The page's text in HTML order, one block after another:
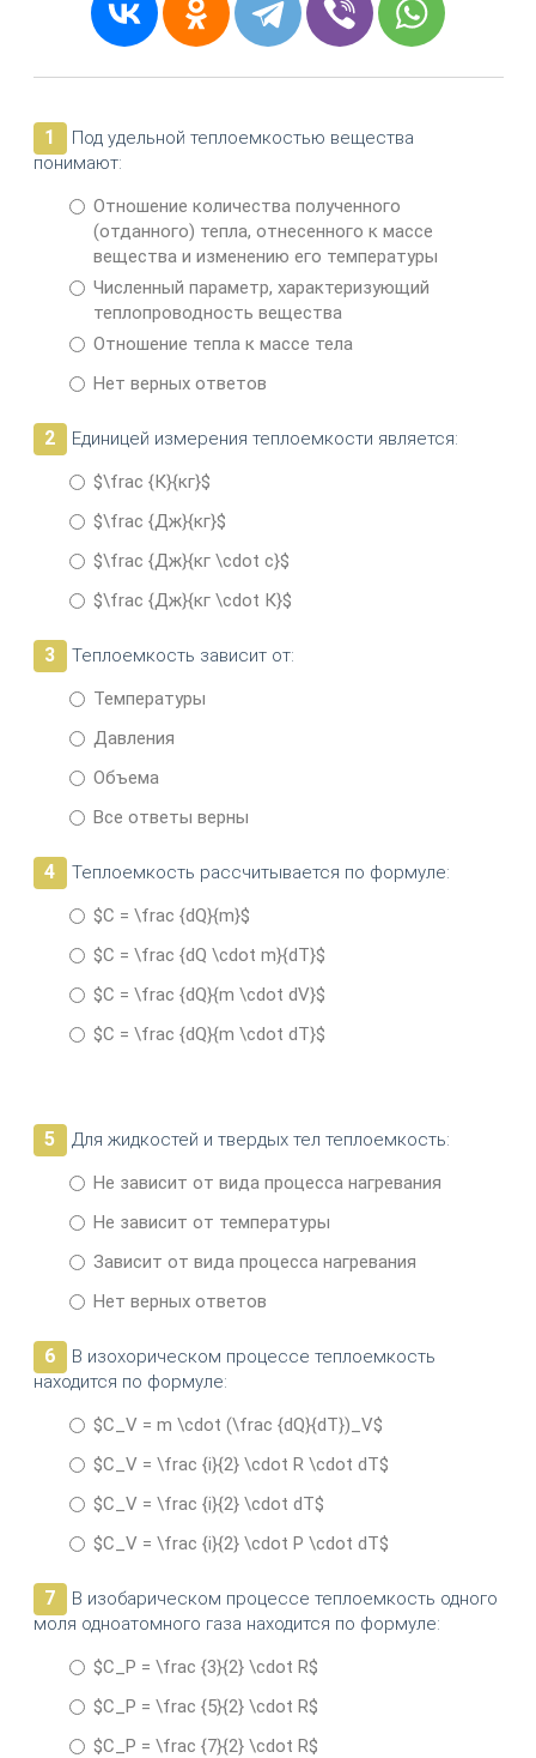
1
Под удельной теплоемкостью вещества
понимают:
Отношение количества полученного
(отданного) тепла, отнесенного к массе
вещества и изменению его температуры
Численный параметр, характеризующий
теплопроводность вещества
Отношение тепла к массе тела
Нет верных ответов
2
Единицей измерения теплоемкости является:
$\frac {К}{кг}$
$\frac {Дж}{кг}$
$\frac {Дж}{кг \cdot с}$
$\frac {Дж}{кг \cdot К}$
3
Теплоемкость зависит от:
Температуры
Давления
Объема
Все ответы верны
4
Теплоемкость рассчитывается по формуле:
$C = \frac {dQ}{m}$
$C = \frac {dQ \cdot m}{dT}$
$C = \frac {dQ}{m \cdot dV}$
$C = \frac {dQ}{m \cdot dT}$
5
Для жидкостей и твердых тел теплоемкость:
Не зависит от вида процесса нагревания
Не зависит от температуры
Зависит от вида процесса нагревания
Нет верных ответов
6
В изохорическом процессе теплоемкость
находится по формуле:
$C_V = m \cdot (\frac {dQ}{dT})_V$
$C_V = \frac {i}{2} \cdot R \cdot dT$
$C_V = \frac {i}{2} \cdot dT$
$C_V = \frac {i}{2} \cdot P \cdot dT$
7
В изобарическом процессе теплоемкость одного
моля одноатомного газа находится по формуле:
$C_P = \frac {3}{2} \cdot R$
$C_P = \frac {5}{2} \cdot R$
$C_P = \frac {7}{2} \cdot R$